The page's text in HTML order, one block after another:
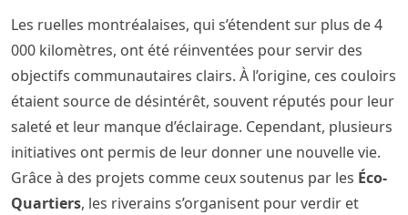
Les ruelles montréalaises, qui s’étendent sur plus de 4
000 kilomètres, ont été réinventées pour servir des
objectifs communautaires clairs. À l’origine, ces couloirs
étaient source de désintérêt, souvent réputés pour leur
saleté et leur manque d’éclairage. Cependant, plusieurs
initiatives ont permis de leur donner une nouvelle vie.
Grâce à des projets comme ceux soutenus par les Éco-
Quartiers, les riverains s’organisent pour verdir et